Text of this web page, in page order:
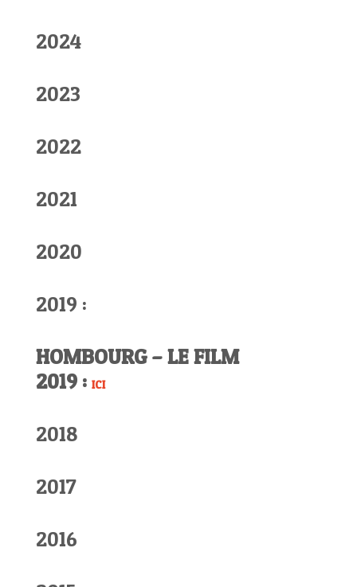
2024
2023
2022
2021
2020
2019 :
HOMBOURG – LE FILM
2019 : ICI
2018
2017
2016